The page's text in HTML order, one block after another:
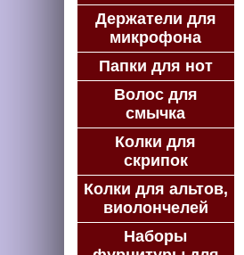
Держатели для
микрофона
Папки для нот
Волос для
смычка
Колки для
скрипок
Колки для альтов,
виолончелей
Наборы